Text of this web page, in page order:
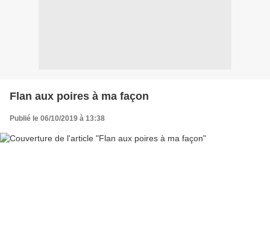
Flan aux poires à ma façon
Publié le 06/10/2019 à 13:38